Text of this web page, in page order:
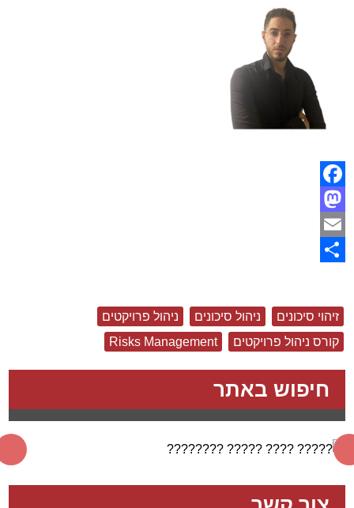
Facebook
Mastodon
Email
זיהוי סיכונים ניהול סיכונים
ניהול פרויקטים
קורס ניהול פרויקטים
Risks Management
חיפוש באתר